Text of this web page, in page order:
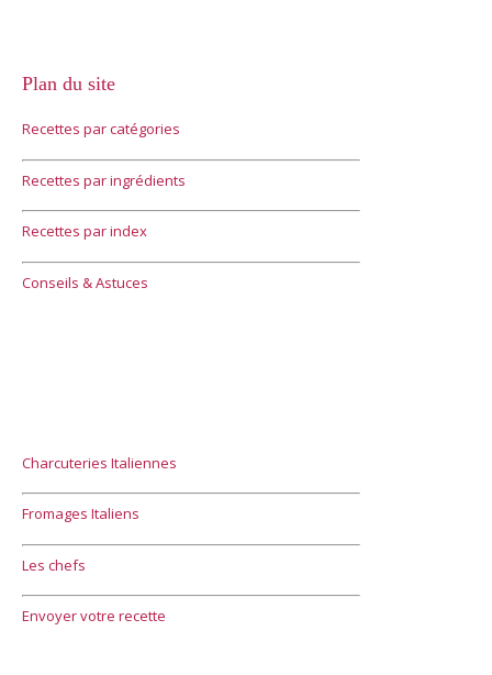
Plan du site
Recettes par catégories
Recettes par ingrédients
Recettes par index
Conseils & Astuces
Charcuteries Italiennes
Fromages Italiens
Les chefs
Envoyer votre recette